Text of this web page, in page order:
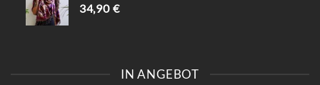
34,90 €
IN ANGEBOT